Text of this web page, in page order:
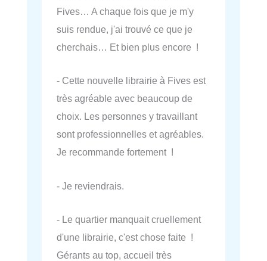
Fives… A chaque fois que je m'y
suis rendue, j'ai trouvé ce que je
cherchais… Et bien plus encore !
- Cette nouvelle librairie à Fives est
très agréable avec beaucoup de
choix. Les personnes y travaillant
sont professionnelles et agréables.
Je recommande fortement !
- Je reviendrais.
- Le quartier manquait cruellement
d'une librairie, c'est chose faite !
Gérants au top, accueil très